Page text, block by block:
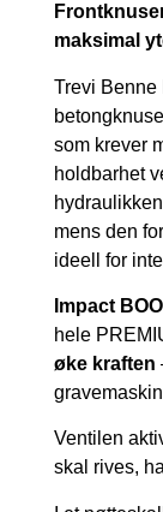
maksimal
Trevi Benne
som krever
holdbarhet
mens den
ideell for
Impact
hele
øke kraften
Ventilen
skal rives,